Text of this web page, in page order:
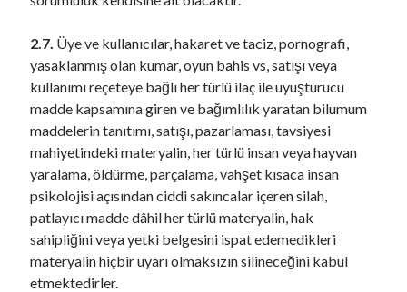
2.7. Üye ve kullanıcılar, hakaret ve taciz, pornografi,
yasaklanmış olan kumar, oyun bahis vs, satışı veya
kullanımı reçeteye bağlı her türlü ilaç ile uyuşturucu
madde kapsamına giren ve bağımlılık yaratan bilumum
maddelerin tanıtımı, satışı, pazarlaması, tavsiyesi
mahiyetindeki materyalin, her türlü insan veya hayvan
yaralama, öldürme, parçalama, vahşet kısaca insan
psikolojisi açısından ciddi sakıncalar içeren silah,
patlayıcı madde dâhil her türlü materyalin, hak
sahipliğini veya yetki belgesini ispat edemedikleri
materyalin hiçbir uyarı olmaksızın silineceğini kabul
etmektedirler.